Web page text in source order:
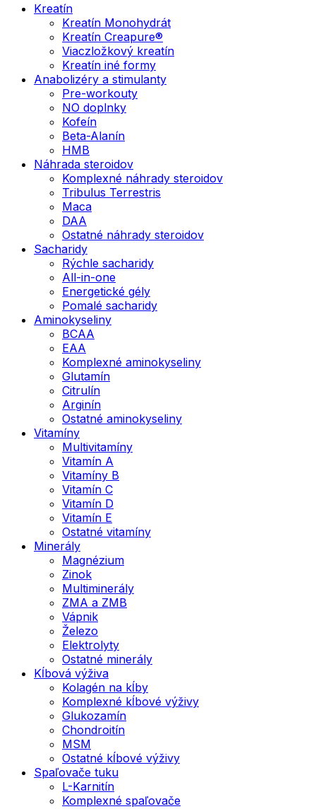
Kreatín
Kreatín Monohydrát
Kreatín Creapure®
Viaczložkový kreatín
Kreatín iné formy
Anabolizéry a stimulanty
Pre-workouty
NO doplnky
Kofeín
Beta-Alanín
HMB
Náhrada steroidov
Komplexné náhrady steroidov
Tribulus Terrestris
Maca
DAA
Ostatné náhrady steroidov
Sacharidy
Rýchle sacharidy
All-in-one
Energetické gély
Pomalé sacharidy
Aminokyseliny
BCAA
EAA
Komplexné aminokyseliny
Glutamín
Citrulín
Arginín
Ostatné aminokyseliny
Vitamíny
Multivitamíny
Vitamín A
Vitamíny B
Vitamín C
Vitamín D
Vitamín E
Ostatné vitamíny
Minerály
Magnézium
Zinok
Multiminerály
ZMA a ZMB
Vápnik
Železo
Elektrolyty
Ostatné minerály
Kĺbová výživa
Kolagén na kĺby
Komplexné kĺbové výživy
Glukozamín
Chondroitín
MSM
Ostatné kĺbové výživy
Spaľovače tuku
L-Karnitín
Komplexné spaľovače